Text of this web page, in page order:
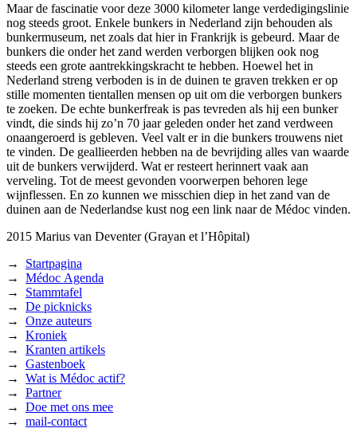
Maar de fascinatie voor deze 3000 kilometer lange verdedigingslinie
nog steeds groot. Enkele bunkers in Nederland zijn behouden als
bunkermuseum, net zoals dat hier in Frankrijk is gebeurd. Maar de
bunkers die onder het zand werden verborgen blijken ook nog
steeds een grote aantrekkingskracht te hebben. Hoewel het in
Nederland streng verboden is in de duinen te graven trekken er op
stille momenten tientallen mensen op uit om die verborgen bunkers
te zoeken. De echte bunkerfreak is pas tevreden als hij een bunker
vindt, die sinds hij zo’n 70 jaar geleden onder het zand verdween
onaangeroerd is gebleven. Veel valt er in die bunkers trouwens niet
te vinden. De geallieerden hebben na de bevrijding alles van waarde
uit de bunkers verwijderd. Wat er resteert herinnert vaak aan
verveling. Tot de meest gevonden voorwerpen behoren lege
wijnflessen. En zo kunnen we misschien diep in het zand van de
duinen aan de Nederlandse kust nog een link naar de Médoc vinden.
2015 Marius van Deventer (Grayan et l’Hôpital)
→ Startpagina
→ Médoc Agenda
→ Stammtafel
→ De picknicks
→ Onze auteurs
→ Kroniek
→ Kranten artikels
→ Gastenboek
→ Wat is Médoc actif?
→ Partner
→ Doe met ons mee
→ mail-contact